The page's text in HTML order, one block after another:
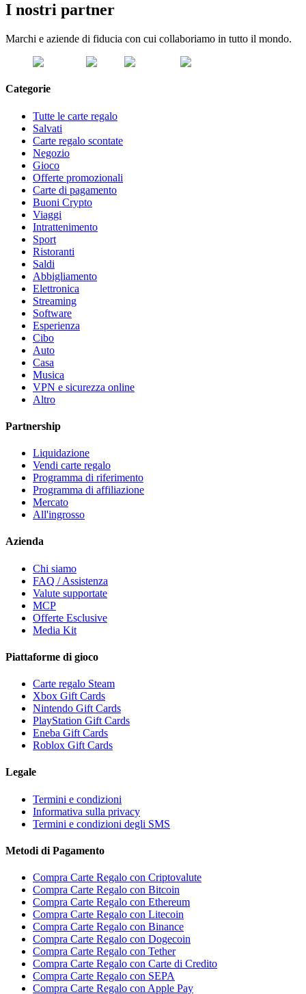
I nostri partner
Marchi e aziende di fiducia con cui collaboriamo in tutto il mondo.
Categorie
Tutte le carte regalo
Salvati
Carte regalo scontate
Negozio
Gioco
Offerte promozionali
Carte di pagamento
Buoni Crypto
Viaggi
Intrattenimento
Sport
Ristoranti
Saldi
Abbigliamento
Elettronica
Streaming
Software
Esperienza
Cibo
Auto
Casa
Musica
VPN e sicurezza online
Altro
Partnership
Liquidazione
Vendi carte regalo
Programma di riferimento
Programma di affiliazione
Mercato
All'ingrosso
Azienda
Chi siamo
FAQ / Assistenza
Valute supportate
MCP
Offerte Esclusive
Media Kit
Piattaforme di gioco
Carte regalo Steam
Xbox Gift Cards
Nintendo Gift Cards
PlayStation Gift Cards
Eneba Gift Cards
Roblox Gift Cards
Legale
Termini e condizioni
Informativa sulla privacy
Termini e condizioni degli SMS
Metodi di Pagamento
Compra Carte Regalo con Criptovalute
Compra Carte Regalo con Bitcoin
Compra Carte Regalo con Ethereum
Compra Carte Regalo con Litecoin
Compra Carte Regalo con Binance
Compra Carte Regalo con Dogecoin
Compra Carte Regalo con Tether
Compra Carte Regalo con Carte di Credito
Compra Carte Regalo con SEPA
Compra Carte Regalo con Apple Pay